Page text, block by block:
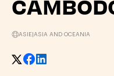
ASIE ASIA AND OCEANIA